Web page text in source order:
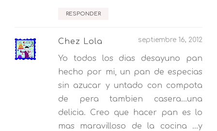
RESPONDER
Chez Lola septiembre 16, 2012
Yo todos los dias desayuno pan
hecho por mi, un pan de especias
sin azucar y untado con compota
de pera tambien casera...una
delicia. Creo que hacer pan es lo
mas maravilloso de la cocina ...y